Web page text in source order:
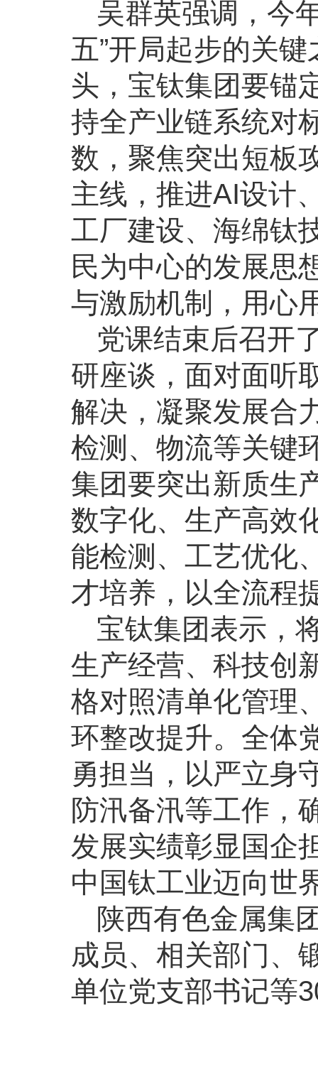
吴群英强调，今
五”开局起步的关
头，宝钛集团要锚
持全产业链系统对
数，聚焦突出短板
主线，推进AI设计
工厂建设、海绵钛
民为中心的发展思
与激励机制，用心
党课结束后召开
研座谈，面对面听
解决，凝聚发展合
检测、物流等关键
集团要突出新质生
数字化、生产高效
能检测、工艺优化
才培养，以全流程
宝钛集团表示，
生产经营、科技创
格对照清单化管理
环整改提升。全体
勇担当，以严立身
防汛备汛等工作，
发展实绩彰显国企
中国钛工业迈向世
陕西有色金属集
成员、相关部门、
单位党支部书记等